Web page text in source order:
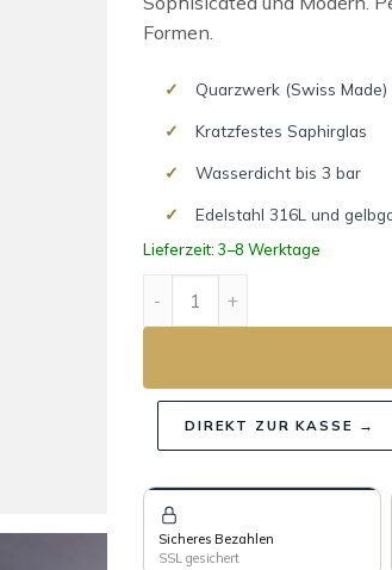
Formen.
Quarzwerk (Swiss Made)
Kratzfestes Saphirglas
Wasserdicht bis 3 bar
Edelstahl 316L und
Lieferzeit: 3–8 Werktage
DIREKT ZUR KASSE →
Sicheres Bezahlen
SSL gesichert